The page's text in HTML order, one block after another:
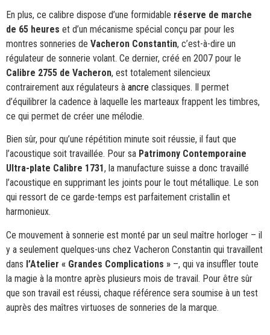
En plus, ce calibre dispose d’une formidable réserve de marche
de 65 heures et d’un mécanisme spécial conçu par pour les
montres sonneries de Vacheron Constantin, c’est-à-dire un
régulateur de sonnerie volant. Ce dernier, créé en 2007 pour le
Calibre 2755 de Vacheron, est totalement silencieux
contrairement aux régulateurs à ancre classiques. Il permet
d’équilibrer la cadence à laquelle les marteaux frappent les timbres,
ce qui permet de créer une mélodie.
Bien sûr, pour qu’une répétition minute soit réussie, il faut que
l’acoustique soit travaillée. Pour sa Patrimony Contemporaine
Ultra-plate Calibre 1731, la manufacture suisse a donc travaillé
l’acoustique en supprimant les joints pour le tout métallique. Le son
qui ressort de ce garde-temps est parfaitement cristallin et
harmonieux.
Ce mouvement à sonnerie est monté par un seul maître horloger – il
y a seulement quelques-uns chez Vacheron Constantin qui travaillent
dans l’Atelier « Grandes Complications » –, qui va insuffler toute
la magie à la montre après plusieurs mois de travail. Pour être sûr
que son travail est réussi, chaque référence sera soumise à un test
auprès des maîtres virtuoses de sonneries de la marque.